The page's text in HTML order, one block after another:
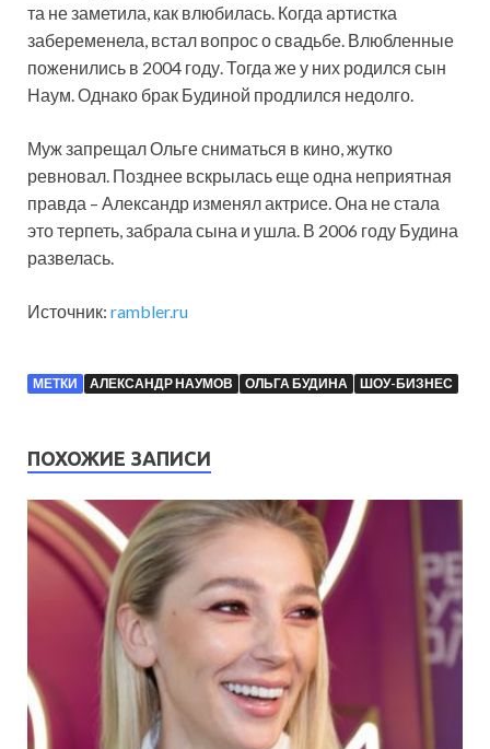
та не заметила, как влюбилась. Когда артистка
забеременела, встал вопрос о свадьбе. Влюбленные
поженились в 2004 году. Тогда же у них родился сын
Наум. Однако брак Будиной продлился недолго.
Муж запрещал Ольге сниматься в кино, жутко
ревновал. Позднее вскрылась еще одна неприятная
правда – Александр изменял актрисе. Она не стала
это терпеть, забрала сына и ушла. В 2006 году Будина
развелась.
Источник: rambler.ru
МЕТКИ АЛЕКСАНДР НАУМОВ ОЛЬГА БУДИНА ШОУ-БИЗНЕС
ПОХОЖИЕ ЗАПИСИ